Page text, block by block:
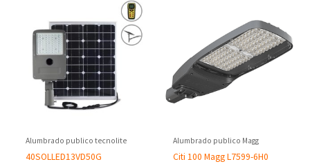
Alumbrado publico tecnolite
40SOLLED13VD50G
Alumbrado publico Magg
Citi 100 Magg L7599-6H0